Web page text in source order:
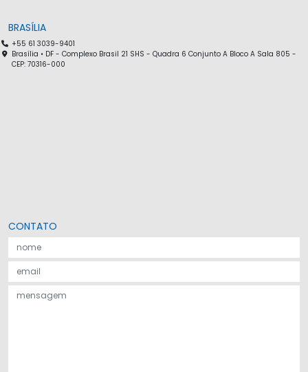
BRASÍLIA
+55 61 3039-9401
Brasília • DF - Complexo Brasil 21 SHS - Quadra 6 Conjunto A Bloco A Sala 805 -
CEP: 70316-000
CONTATO